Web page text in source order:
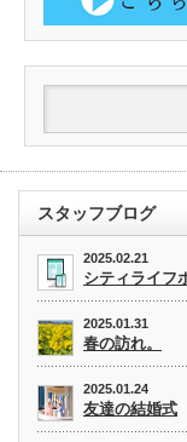
スタッフブログ
2025.02.21
シティライフ
2025.01.31
春の訪れ。
2025.01.24
友達の結婚式